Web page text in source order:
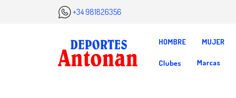
+34 981826356
HOMBRE MUJER
Clubes Marcas